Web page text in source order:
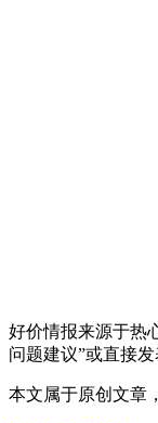
好价情报来源于热
问题建议”或直接发
本文属于原创文章